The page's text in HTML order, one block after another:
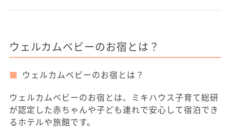
ウェルカムベビーのお宿とは？
ウェルカムベビーのお宿とは？
ウェルカムベビーのお宿とは、ミキハウス子育て総研
が認定した赤ちゃんや子ども連れで安心して宿泊でき
るホテルや旅館です。